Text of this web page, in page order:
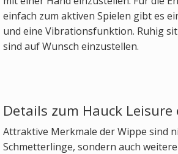
einfach zum aktiven Spielen gibt es
und eine Vibrationsfunktion. Ruhig
sind auf Wunsch einzustellen.
Details zum Hauck Leisure
Attraktive Merkmale der Wippe sind
Schmetterlinge, sondern auch